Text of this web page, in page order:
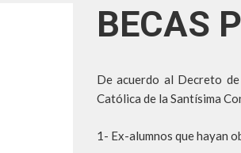
FINANCIAMIENTO
BECAS
De acuerdo al Decreto
Católica de la Santísima
1- Ex-alumnos que hayan